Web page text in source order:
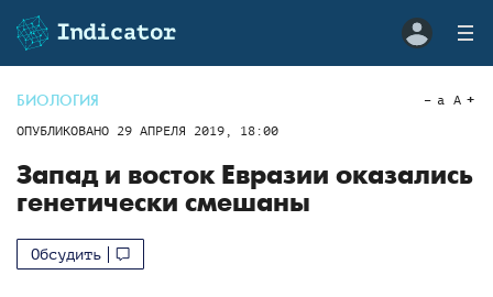
БИОЛОГИЯ
ОПУБЛИКОВАНО 29 АПРЕЛЯ 2019, 18:00
a A
Запад и восток Евразии оказались
генетически смешаны
Обсудить